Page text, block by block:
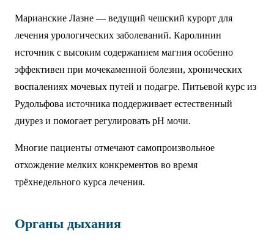
Марианские Лазне — ведущий чешский курорт для
лечения урологических заболеваний. Каролинин
источник с высоким содержанием магния особенно
эффективен при мочекаменной болезни, хронических
воспалениях мочевых путей и подагре. Питьевой курс из
Рудольфова источника поддерживает естественный
диурез и помогает регулировать pH мочи.
Многие пациенты отмечают самопроизвольное
отхождение мелких конкрементов во время
трёхнедельного курса лечения.
Органы дыхания